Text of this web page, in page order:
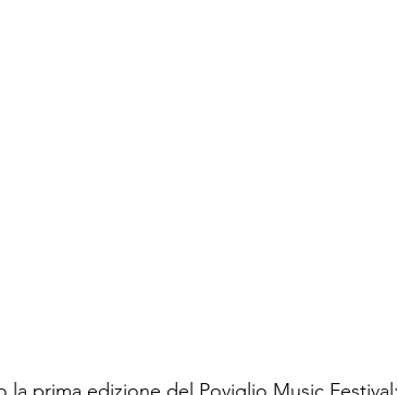
prima edizione del Poviglio Music Festival: